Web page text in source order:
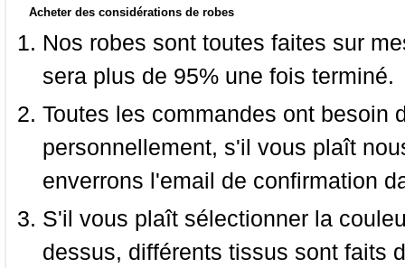
Acheter des considérations de robes
Nos robes sont toutes faites sur
sera plus de 95% une fois terminé.
Toutes les commandes ont besoin
personnellement, s'il vous plaît
enverrons l'email de confirmation
S'il vous plaît sélectionner la
dessus, différents tissus sont faits